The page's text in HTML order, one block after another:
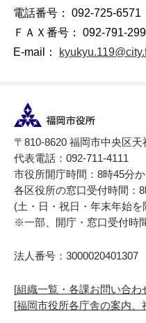
電話番号： 092-725-6571
ＦＡＸ番号： 092-791-
E-mail：
〒810-8620 福岡市中央区
代表電話：092-711-4111
市役所開庁時間：8時45分
各区役所の窓口受付時間：
(土・日・祝日・年末年始を
※一部、開庁・窓口受付時
法人番号：3000020401307
[組織一覧・各課お問い合わ
[福岡市役所各庁舎の案内、